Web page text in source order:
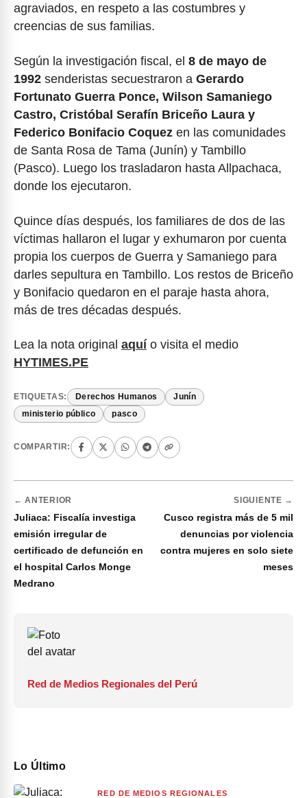
agraviados, en respeto a las costumbres y
creencias de sus familias.
Según la investigación fiscal, el 8 de mayo de
1992 senderistas secuestraron a Gerardo
Fortunato Guerra Ponce, Wilson Samaniego
Castro, Cristóbal Serafín Briceño Laura y
Federico Bonifacio Coquez en las comunidades
de Santa Rosa de Tama (Junín) y Tambillo
(Pasco). Luego los trasladaron hasta Allpachaca,
donde los ejecutaron.
Quince días después, los familiares de dos de las
víctimas hallaron el lugar y exhumaron por cuenta
propia los cuerpos de Guerra y Samaniego para
darles sepultura en Tambillo. Los restos de Briceño
y Bonifacio quedaron en el paraje hasta ahora,
más de tres décadas después.
Lea la nota original aquí o visita el medio
HYTIMES.PE
ETIQUETAS: Derechos Humanos Junín
ministerio público pasco
COMPARTIR:
← ANTERIOR
Juliaca: Fiscalía investiga
emisión irregular de
certificado de defunción en
el hospital Carlos Monge
Medrano
SIGUIENTE →
Cusco registra más de 5 mil
denuncias por violencia
contra mujeres en solo siete
meses
Red de Medios Regionales del Perú
Lo Último
RED DE MEDIOS REGIONALES